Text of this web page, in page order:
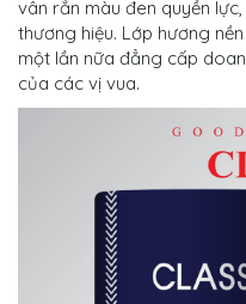
vân rắn màu đen quyền
thương hiệu. Lớp hương
một lần nữa đẳng cấp
của các vị vua.